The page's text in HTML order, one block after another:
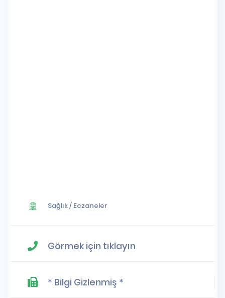
Sağlık/ Eczaneler
Görmek için tıklayın
* Bilgi Gizlenmiş *